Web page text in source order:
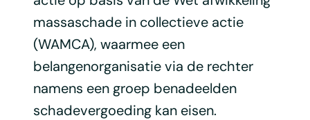
massaschade in collectieve actie
(WAMCA), waarmee een
belangenorganisatie via de rechter
namens een groep benadeelden
schadevergoeding kan eisen.